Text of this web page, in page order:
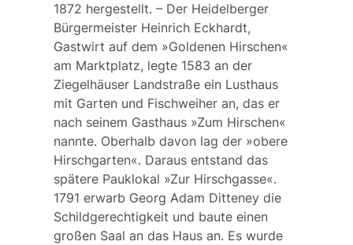
1872 hergestellt. – Der Heidelberger
Bürgermeister Heinrich Eckhardt,
Gastwirt auf dem »Goldenen Hirschen«
am Marktplatz, legte 1583 an der
Ziegelhäuser Landstraße ein Lusthaus
mit Garten und Fischweiher an, das er
nach seinem Gasthaus »Zum Hirschen«
nannte. Oberhalb davon lag der »obere
Hirschgarten«. Daraus entstand das
spätere Pauklokal »Zur Hirschgasse«.
1791 erwarb Georg Adam Ditteneydie
Schildgerechtigkeit und baute einen
großen Saal an das Haus an. Es wurde